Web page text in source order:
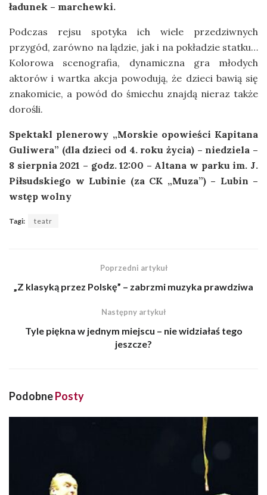
ładunek – marchewki.
Podczas rejsu spotyka ich wiele przedziwnych
przygód, zarówno na lądzie, jak i na pokładzie statku…
Kolorowa scenografia, dynamiczna gra młodych
aktorów i wartka akcja powodują, że dzieci bawią się
znakomicie, a powód do śmiechu znajdą nieraz także
dorośli.
Spektakl plenerowy „Morskie opowieści Kapitana
Guliwera” (dla dzieci od 4. roku życia) – niedziela –
8 sierpnia 2021 – godz. 12:00 – Altana w parku im. J.
Piłsudskiego w Lubinie (za CK „Muza”) – Lubin –
wstęp wolny
Tagi: teatr
Poprzedni artykuł
„Z klasyką przez Polskę” – zabrzmi muzyka prawdziwa
Następny artykuł
Tyle piękna w jednym miejscu – nie widziałaś tego
jeszcze?
PodobnePosty